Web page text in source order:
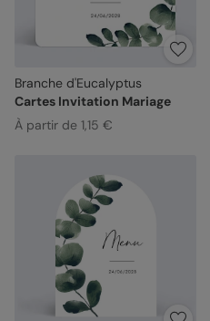
Branche d'Eucalyptus
Cartes Invitation Mariage
À partir de 1,15 €